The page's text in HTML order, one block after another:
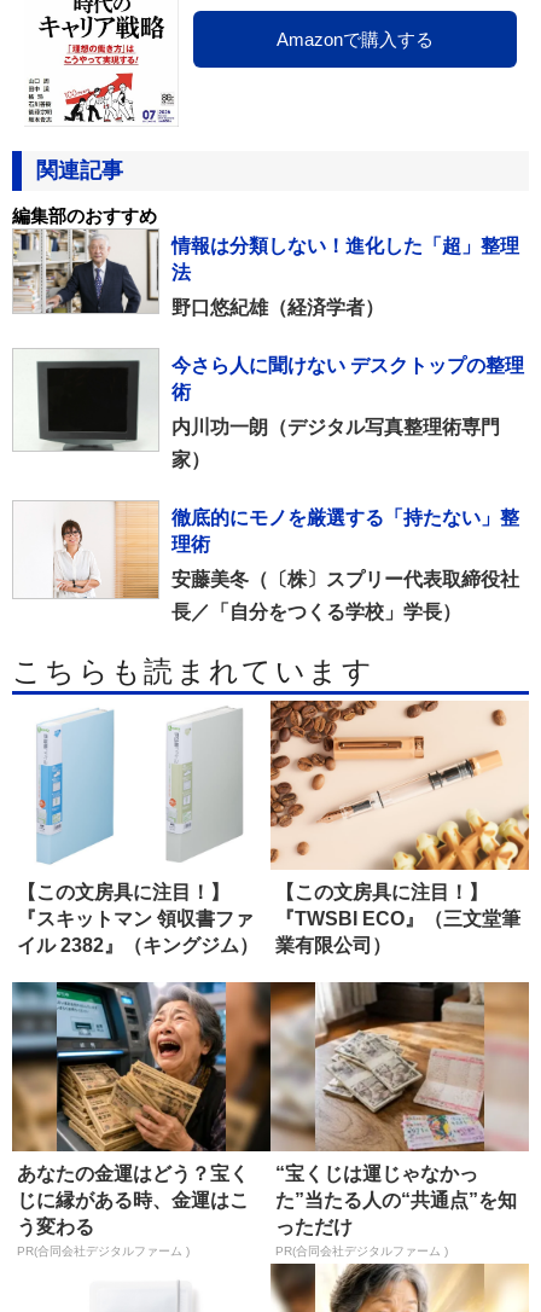
Amazonで購入する
関連記事
編集部のおすすめ
情報は分類しない！進化した「超」整理
法
野口悠紀雄（経済学者）
今さら人に聞けない デスクトップの整理
術
内川功一朗（デジタル写真整理術専門
家）
徹底的にモノを厳選する「持たない」整
理術
安藤美冬（〔株〕スプリー代表取締役社
長／「自分をつくる学校」学長）
こちらも読まれています
【この文房具に注目！】
『スキットマン 領収書ファ
イル 2382』（キングジム）
【この文房具に注目！】
『TWSBI ECO』（三文堂筆
業有限公司）
あなたの金運はどう？宝く
じに縁がある時、金運はこ
う変わる
PR(合同会社デジタルファーム )
“宝くじは運じゃなかっ
た”当たる人の“共通点”を知
っただけ
PR(合同会社デジタルファーム )